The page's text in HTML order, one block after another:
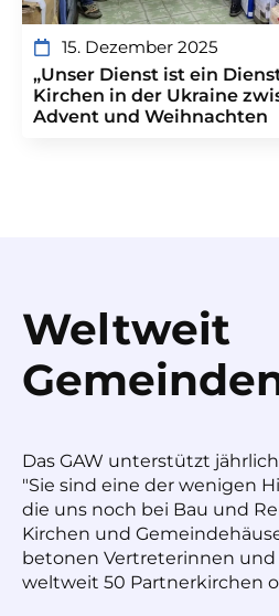
15. Dezember 2025
„Unser Dienst ist ein
Kirchen in der Ukraine
Advent und Weihnachten
Weltweit
Das GAW unterstützt
"Sie sind eine der wenigen
die uns noch bei Bau und
Kirchen und
betonen Vertreterinnen
weltweit 50 Partnerkirchen